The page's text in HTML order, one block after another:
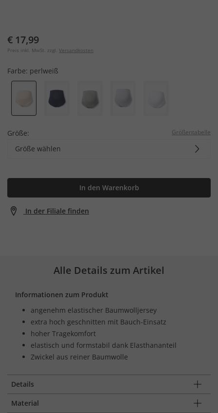
€ 17,99
Preis inkl. MwSt. zzgl. Versandkosten
Farbe: perlweiß
Größe: Größentabelle
Größe wählen
In den Warenkorb
In der Filiale finden
Alle Details zum Artikel
Informationen zum Produkt
angenehm elastischer Baumwolljersey
extra hoch geschnitten mit Bauch-Einsatz
hoher Tragekomfort
elastisch und formstabil dank Elasthananteil
Zwickel aus reiner Baumwolle
Details
Material